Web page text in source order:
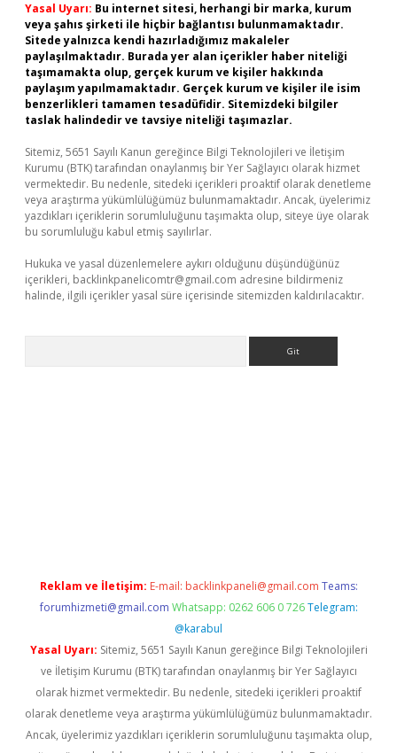
Yasal Uyarı: Bu internet sitesi, herhangi bir marka, kurum
veya şahıs şirketi ile hiçbir bağlantısı bulunmamaktadır.
Sitede yalnızca kendi hazırladığımız makaleler
paylaşılmaktadır. Burada yer alan içerikler haber niteliği
taşımamakta olup, gerçek kurum ve kişiler hakkında
paylaşım yapılmamaktadır. Gerçek kurum ve kişiler ile isim
benzerlikleri tamamen tesadüfidir. Sitemizdeki bilgiler
taslak halindedir ve tavsiye niteliği taşımazlar.
Sitemiz, 5651 Sayılı Kanun gereğince Bilgi Teknolojileri ve İletişim
Kurumu (BTK) tarafından onaylanmış bir Yer Sağlayıcı olarak hizmet
vermektedir. Bu nedenle, sitedeki içerikleri proaktif olarak denetleme
veya araştırma yükümlülüğümüz bulunmamaktadır. Ancak, üyelerimiz
yazdıkları içeriklerin sorumluluğunu taşımakta olup, siteye üye olarak
bu sorumluluğu kabul etmiş sayılırlar.
Hukuka ve yasal düzenlemelere aykırı olduğunu düşündüğünüz
içerikleri, backlinkpanelicomtr@gmail.com adresine bildirmeniz
halinde, ilgili içerikler yasal süre içerisinde sitemizden kaldırılacaktır.
Reklam ve İletişim: E-mail: backlinkpaneli@gmail.com Teams:
forumhizmeti@gmail.com Whatsapp: 0262 606 0 726 Telegram:
@karabul
Yasal Uyarı: Sitemiz, 5651 Sayılı Kanun gereğince Bilgi Teknolojileri
ve İletişim Kurumu (BTK) tarafından onaylanmış bir Yer Sağlayıcı
olarak hizmet vermektedir. Bu nedenle, sitedeki içerikleri proaktif
olarak denetleme veya araştırma yükümlülüğümüz bulunmamaktadır.
Ancak, üyelerimiz yazdıkları içeriklerin sorumluluğunu taşımakta olup,